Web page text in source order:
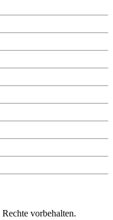
vorbehalten.